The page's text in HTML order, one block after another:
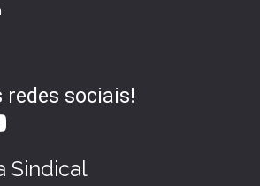
redes sociais!
Sindical